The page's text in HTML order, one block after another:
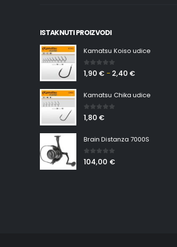
0out of 5
1,90€–2,40
0out of 5
1,80€
0out of 5
104,00€